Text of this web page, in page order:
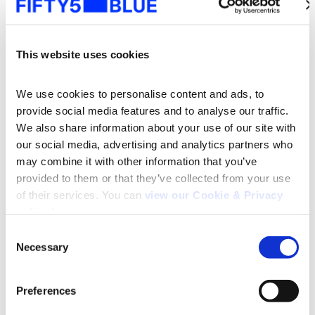
This website uses cookies
We use cookies to personalise content and ads, to
provide social media features and to analyse our traffic.
We also share information about your use of our site with
our social media, advertising and analytics partners who
may combine it with other information that you’ve
provided to them or that they’ve collected from your use
of their services. You can view our Cookie & Privacy
Selection
Necessary
Preferences
A mudança veio para
ficar: conheça o focal
meter
Novos comportamentos foram acelerados no último
ano. A pandemia acelerou a transformação digital
impactando aqueles que compram, vendem e
consomem mídia. Ao mesmo tempo em que o
consumo de vídeo cresce, o seu conteúdo se torna
diferentes formatos e modelos. A medição de
audiência acompanha esse movimento. A Kantar
medição cross mídia, com a instalação do Focal